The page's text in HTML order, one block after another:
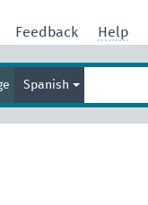
Feedback Help
Spanish
term